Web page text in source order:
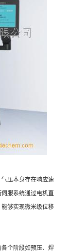
压本身存在响应速
服系统通过电机直
够实现微米级位移
个阶段如预压、焊